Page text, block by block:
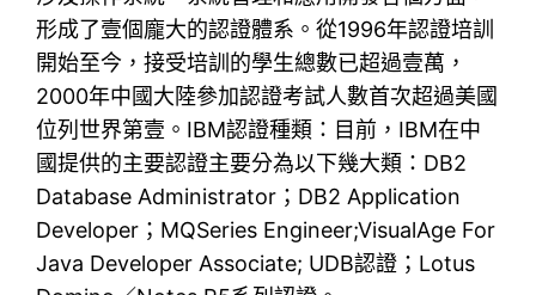
形成了壹個龐大的認證體系。從1996年認證培訓
開始至今，接受培訓的學生總數已超過壹萬，
2000年中國大陸參加認證考試人數首次超過美國
位列世界第壹。IBM認證種類：目前，IBM在中
國提供的主要認證主要分為以下幾大類：DB2
Database Administrator；DB2 Application
Developer；MQSeries Engineer;VisualAge For
Java Developer Associate; UDB認證；Lotus